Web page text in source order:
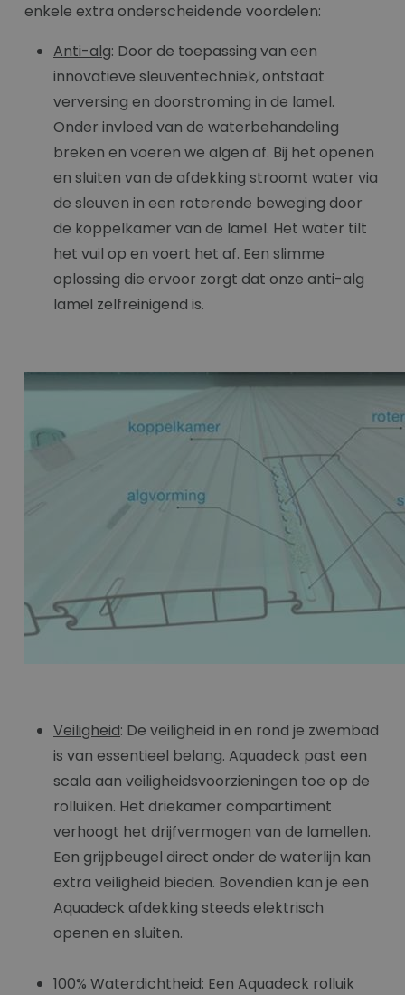
enkele extra onderscheidende voordelen:
Anti-alg: Door de toepassing van een
innovatieve sleuventechniek, ontstaat
verversing en doorstroming in de lamel.
Onder invloed van de waterbehandeling
breken en voeren we algen af. Bij het openen
en sluiten van de afdekking stroomt water via
de sleuven in een roterende beweging door
de koppelkamer van de lamel. Het water tilt
het vuil op en voert het af. Een slimme
oplossing die ervoor zorgt dat onze anti-alg
lamel zelfreinigend is.
Veiligheid: De veiligheid in en rond je zwembad
is van essentieel belang. Aquadeck past een
scala aan veiligheidsvoorzieningen toe op de
rolluiken. Het driekamer compartiment
verhoogt het drijfvermogen van de lamellen.
Een grijpbeugel direct onder de waterlijn kan
extra veiligheid bieden. Bovendien kan je een
Aquadeck afdekking steeds elektrisch
openen en sluiten.
100% Waterdichtheid: Een Aquadeck rolluik